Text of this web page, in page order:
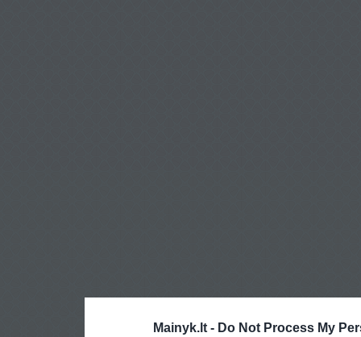
Mainyk.lt - Do Not Process My